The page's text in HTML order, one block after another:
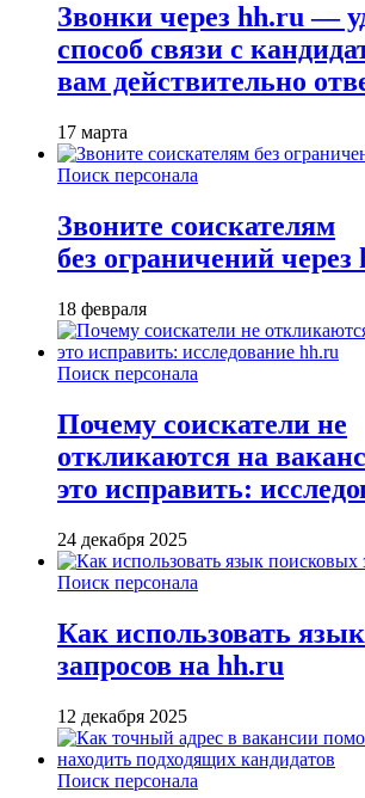
Звонки через hh.ru —
способ связи с
вам действительно
17 марта
Поиск персонала
Звоните соискателям
без ограничений через
18 февраля
Поиск персонала
Почему соискатели не
откликаются на
это исправить:
24 декабря 2025
Поиск персонала
Как использовать
запросов на hh.ru
12 декабря 2025
Поиск персонала